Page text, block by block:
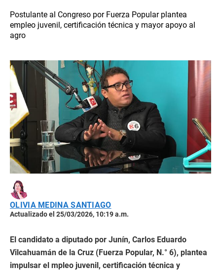
Postulante al Congreso por Fuerza Popular plantea
empleo juvenil, certificación técnica y mayor apoyo al
agro
OLIVIA MEDINA SANTIAGO
Actualizado el 25/03/2026, 10:19 a.m.
El candidato a diputado por Junín, Carlos Eduardo
Vilcahuamán de la Cruz (Fuerza Popular, N.° 6), plantea
impulsar el mpleo juvenil, certificación técnica y